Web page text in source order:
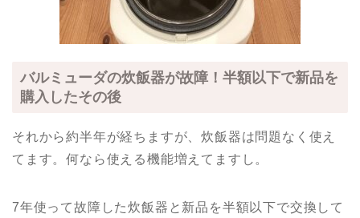
バルミューダの炊飯器が故障！半額以下で新品を
購入したその後
それから約半年が経ちますが、炊飯器は問題なく使え
てます。何なら使える機能増えてますし。
7年使って故障した炊飯器と新品を半額以下で交換して